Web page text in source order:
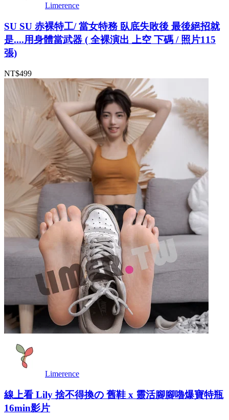
Limerence
SU SU 赤裸特工/ 當女特務 臥底失敗後 最後絕招就
是....用身體當武器 ( 全裸演出 上空 下碼 / 照片115
張)
NT$499
Limerence
線上看 Lily 捨不得換の 舊鞋 x 靈活腳腳嚕爆寶特瓶
16min影片